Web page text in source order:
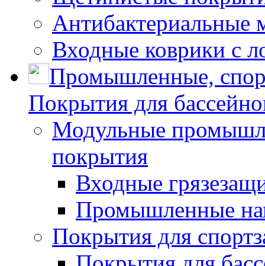
Антибактериальные
Входные коврики с
Промышленные,
Покрытия для
Модульные
покрытия
Входные
Промышленные
Покрытия для